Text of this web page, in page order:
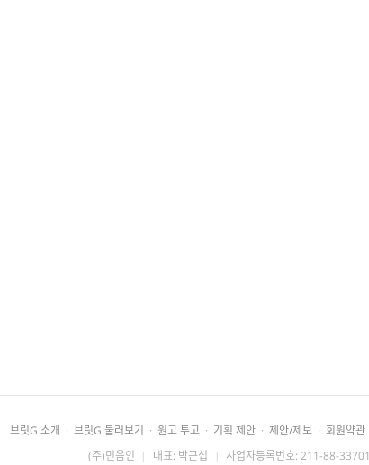
브릿G 소개 · 브릿G 둘러보기 · 원고 투고 · 기획 제안 · 제안/제보 · 회원약관
(주)민음인 | 대표: 박근섭 | 사업자등록번호: 211-88-33701